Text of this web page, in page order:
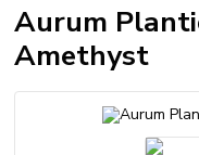
Aurum
Amethyst